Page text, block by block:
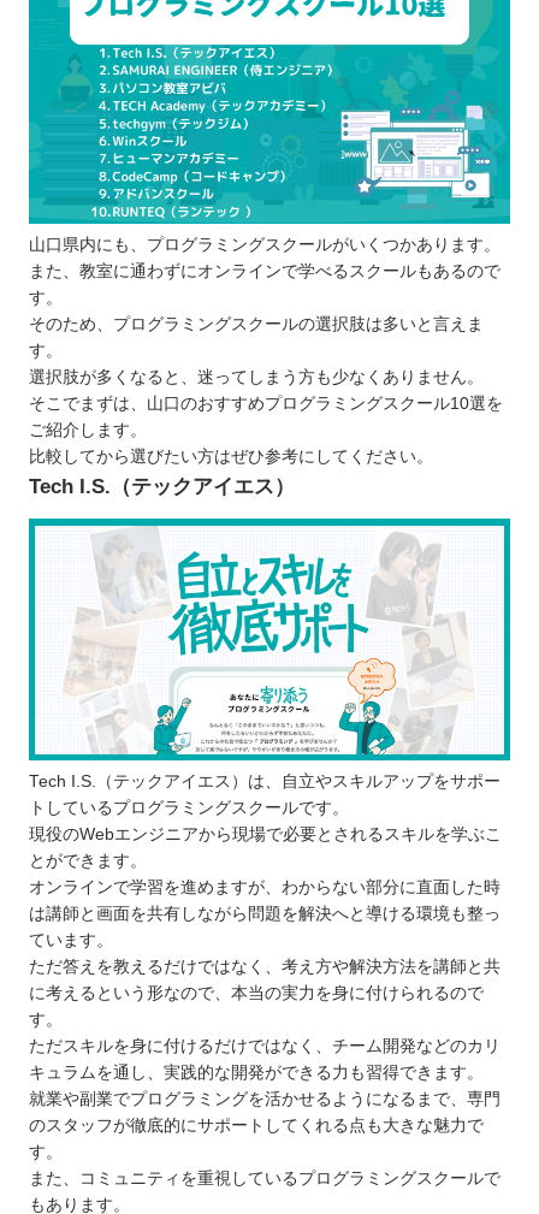
自分の目的に合致しているか
希望する言語の学習ができるか
受講方法を選択できるか
転職・就職に強いか
料金・規約が良心的か
プログラミングスクールで学習するメリット
プログラミングが効率的に学べる
理解しにくいところも解決できる
ポートフォリオを作れる
エンジニアに必要なスキルを習得できる
学ぶ目的を明確にする
継続しやすさを確認する
体験教室で学びやすいか確認する
山口で自分に合ったプログラミングスクールを選ぼ
う！
山口県内にも、プログラミングスクールがいくつかあります。
また、教室に通わずにオンラインで学べるスクールもあるので
す。
そのため、プログラミングスクールの選択肢は多いと言えま
す。
選択肢が多くなると、迷ってしまう方も少なくありません。
そこでまずは、山口のおすすめプログラミングスクール10選を
ご紹介します。
比較してから選びたい方はぜひ参考にしてください。
Tech I.S.（テックアイエス）
Tech I.S.（テックアイエス）は、自立やスキルアップをサポー
トしているプログラミングスクールです。
現役のWebエンジニアから現場で必要とされるスキルを学ぶこ
とができます。
オンラインで学習を進めますが、わからない部分に直面した時
は講師と画面を共有しながら問題を解決へと導ける環境も整っ
ています。
ただ答えを教えるだけではなく、考え方や解決方法を講師と共
に考えるという形なので、本当の実力を身に付けられるので
す。
ただスキルを身に付けるだけではなく、チーム開発などのカリ
キュラムを通し、実践的な開発ができる力も習得できます。
就業や副業でプログラミングを活かせるようになるまで、専門
のスタッフが徹底的にサポートしてくれる点も大きな魅力で
す。
また、コミュニティを重視しているプログラミングスクールで
もあります。